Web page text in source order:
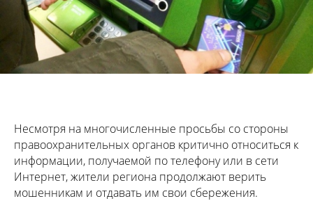
Несмотря на многочисленные просьбы со стороны
правоохранительных органов критично относиться к
информации, получаемой по телефону или в сети
Интернет, жители региона продолжают верить
мошенникам и отдавать им свои сбережения.